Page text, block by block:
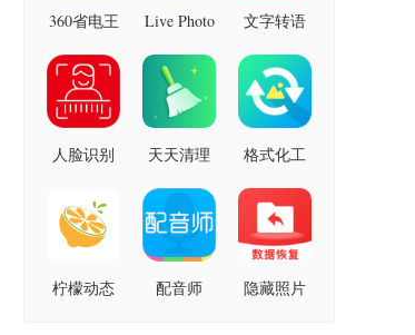
360省电王
版
Live Photo
文字转语
卓版
人脸识别
卓版
天天清理
格式化工
柠檬动态
配音师
隐藏照片